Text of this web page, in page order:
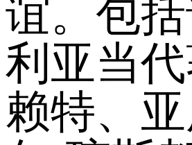
谊。包
利亚当
赖特、